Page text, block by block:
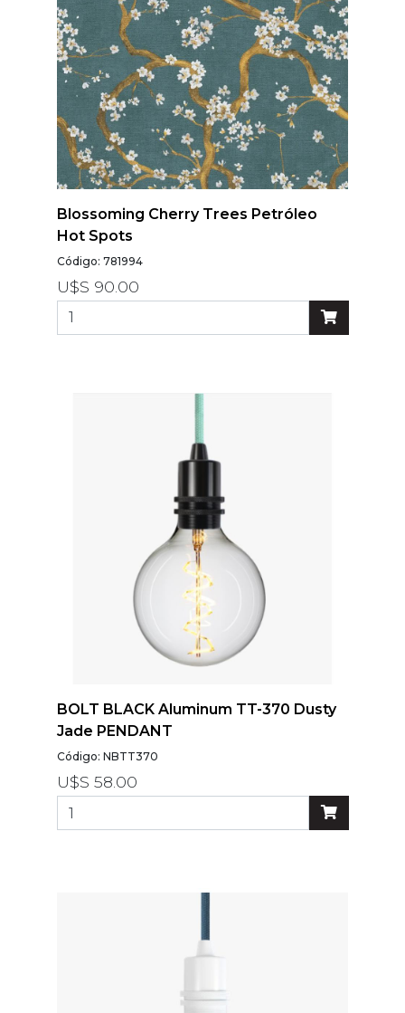
Blossoming Cherry Trees Petróleo
Hot Spots
Código: 781994
U$S 90.00
BOLT BLACK Aluminum TT-370 Dusty
Jade PENDANT
Código: NBTT370
U$S 58.00